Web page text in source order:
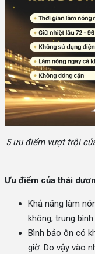
5 ưu điểm vượt trội
Ưu điểm của thái
Khả năng làm
không, trung
Bình bảo ôn có
giờ. Do vậy vào